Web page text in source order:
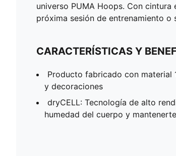
universo PUMA Hoops. Con
próxima sesión de entrenamiento o
CARACTERÍSTICAS Y
Producto fabricado con material
y decoraciones
dryCELL: Tecnología de alto
humedad del cuerpo y